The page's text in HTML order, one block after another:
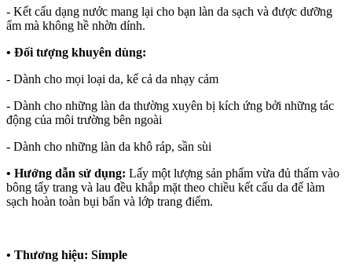
- Kết cấu dạng nước mang lại cho bạn làn da sạch và được dưỡng
ẩm mà không hề nhờn dính.
• Đối tượng khuyên dùng:
- Dành cho mọi loại da, kể cả da nhạy cảm
- Dành cho những làn da thường xuyên bị kích ứng bởi những tác
động của môi trường bên ngoài
- Dành cho những làn da khô ráp, sần sùi
• Hướng dẫn sử dụng: Lấy một lượng sản phẩm vừa đủ thấm vào
bông tẩy trang và lau đều khắp mặt theo chiều kết cấu da để làm
sạch hoàn toàn bụi bẩn và lớp trang điểm.
• Thương hiệu: Simple